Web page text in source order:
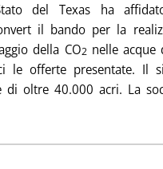
del Texas ha
il bando per la
della CO2 nelle acque
le offerte presentate. Il
di oltre 40.000 acri. La